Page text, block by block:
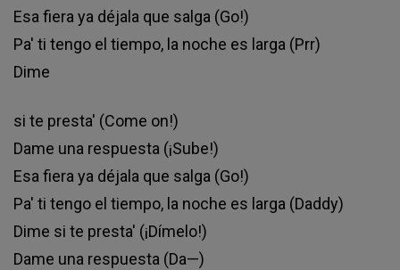
Esa fiera ya déjala que salga (Go!)
Pa' ti tengo el tiempo, la noche es larga (Prr)
Dime
si te presta' (Come on!)
Dame una respuesta (¡Sube!)
Esa fiera ya déjala que salga (Go!)
Pa' ti tengo el tiempo, la noche es larga (Daddy)
Dime si te presta' (¡Dímelo!)
Dame una respuesta (Da—)